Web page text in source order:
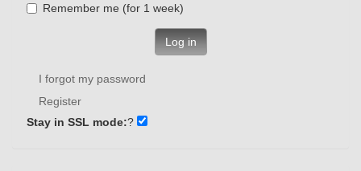
Remember me (for 1 week)
Log in
I forgot my password
Register
Stay in SSL mode:?